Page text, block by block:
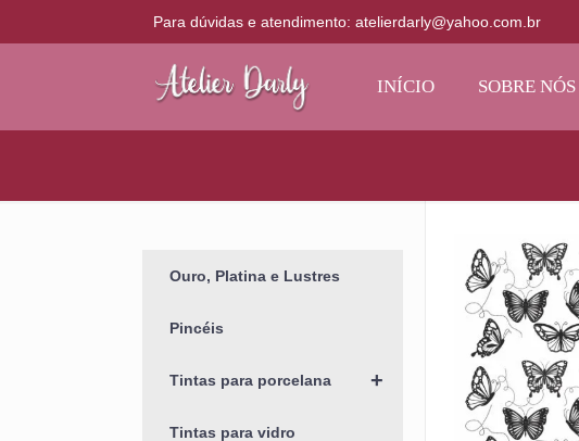
Para dúvidas e atendimento: atelierdarly@yahoo.com.br
INÍCIO SOBRE NÓS
Ouro, Platina e Lustres
Pincéis
+
Tintas para porcelana
Tintas para vidro